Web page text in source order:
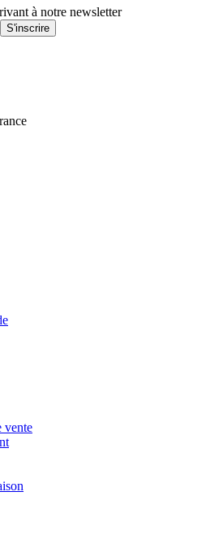
à notre newsletter
S'inscrire
vente